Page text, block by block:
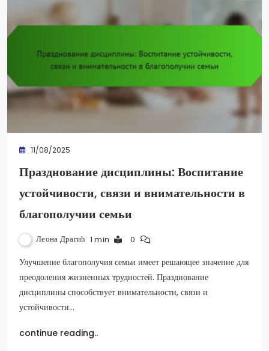
11/08/2025
Празднование дисциплины: Воспитание
устойчивости, связи и внимательности в
благополучии семьи
Леона Драгић 1 min 0
Улучшение благополучия семьи имеет решающее значение для
преодоления жизненных трудностей. Празднование
дисциплины способствует внимательности, связи и
устойчивости…
continue reading..